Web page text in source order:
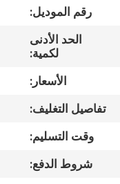
جولة
المعمل
اتصل
رقم الموديل:
الحد الأدنى
لكمية:
الأسعار:
تفاصيل التغليف:
وقت التسليم:
شروط الدفع: